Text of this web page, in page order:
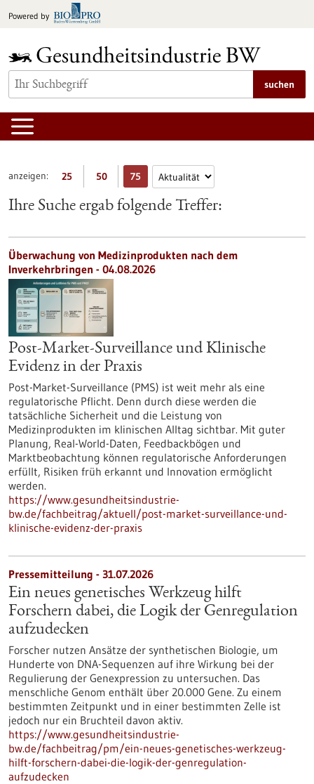
Inhalt
Powered by
suchen
anzeigen: 25 50 75
Ihre Suche ergab folgende Treffer:
Überwachung von Medizinprodukten nach dem
Inverkehrbringen - 04.08.2026
Post-Market-Surveillance und Klinische
Evidenz in der Praxis
Post-Market-Surveillance (PMS) ist weit mehr als eine
regulatorische Pflicht. Denn durch diese werden die
tatsächliche Sicherheit und die Leistung von
Medizinprodukten im klinischen Alltag sichtbar. Mit guter
Planung, Real-World-Daten, Feedbackbögen und
Marktbeobachtung können regulatorische Anforderungen
erfüllt, Risiken früh erkannt und Innovation ermöglicht
werden.
https://www.gesundheitsindustrie-
bw.de/fachbeitrag/aktuell/post-market-surveillance-und-
klinische-evidenz-der-praxis
Pressemitteilung - 31.07.2026
Ein neues genetisches Werkzeug hilft
Forschern dabei, die Logik der Genregulation
aufzudecken
Forscher nutzen Ansätze der synthetischen Biologie, um
Hunderte von DNA-Sequenzen auf ihre Wirkung bei der
Regulierung der Genexpression zu untersuchen. Das
menschliche Genom enthält über 20.000 Gene. Zu einem
bestimmten Zeitpunkt und in einer bestimmten Zelle ist
jedoch nur ein Bruchteil davon aktiv.
https://www.gesundheitsindustrie-
bw.de/fachbeitrag/pm/ein-neues-genetisches-werkzeug-
hilft-forschern-dabei-die-logik-der-genregulation-
aufzudecken